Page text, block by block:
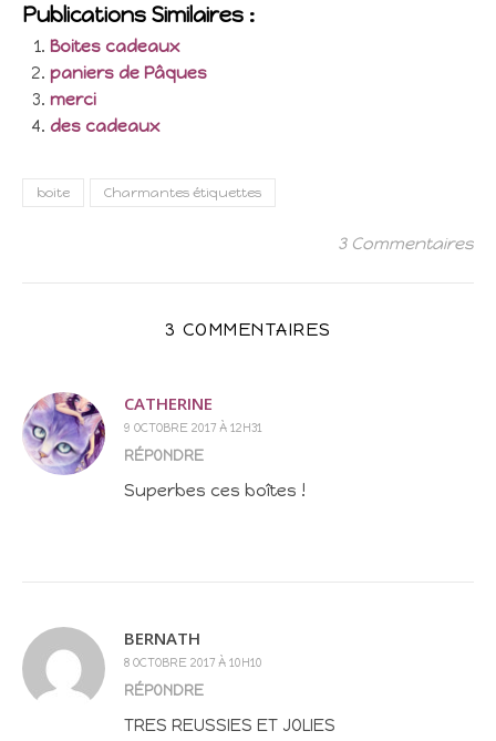
Publications Similaires :
Boites cadeaux
paniers de Pâques
merci
des cadeaux
boite Charmantes étiquettes
3 Commentaires
3 COMMENTAIRES
CATHERINE
9 OCTOBRE 2017 À 12H31
RÉPONDRE
Superbes ces boîtes !
BERNATH
8 OCTOBRE 2017 À 10H10
RÉPONDRE
TRES REUSSIES ET JOLIES